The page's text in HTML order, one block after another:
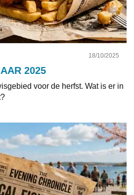
18/10/2025
2025
voor de herfst. Wat is er in